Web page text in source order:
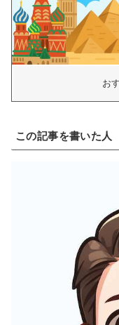
お
この記事を書いた人